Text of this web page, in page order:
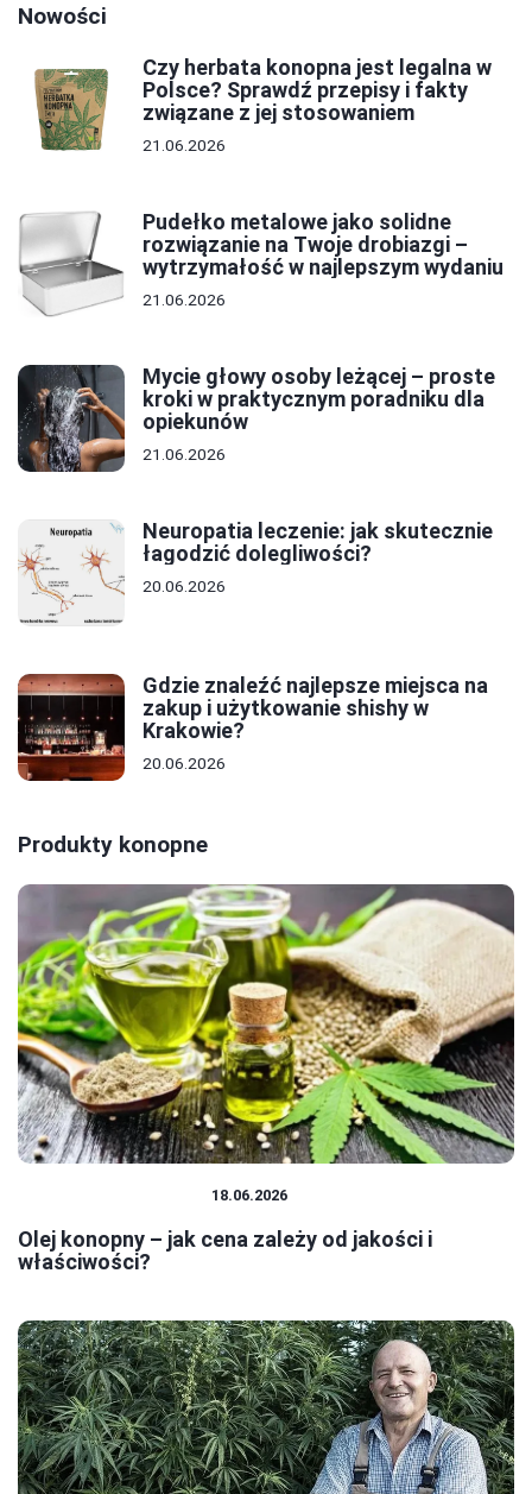
Nowości
Czy herbata konopna jest legalna w
Polsce? Sprawdź przepisy i fakty
związane z jej stosowaniem
21.06.2026
Pudełko metalowe jako solidne
rozwiązanie na Twoje drobiazgi –
wytrzymałość w najlepszym wydaniu
21.06.2026
Mycie głowy osoby leżącej – proste
kroki w praktycznym poradniku dla
opiekunów
21.06.2026
Neuropatia leczenie: jak skutecznie
łagodzić dolegliwości?
20.06.2026
Gdzie znaleźć najlepsze miejsca na
zakup i użytkowanie shishy w
Krakowie?
20.06.2026
Produkty konopne
18.06.2026
Olej konopny – jak cena zależy od jakości i
właściwości?